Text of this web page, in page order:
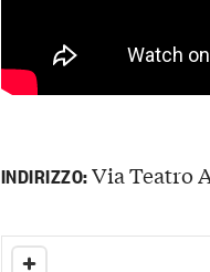
INDIRIZZO:Via Teatro